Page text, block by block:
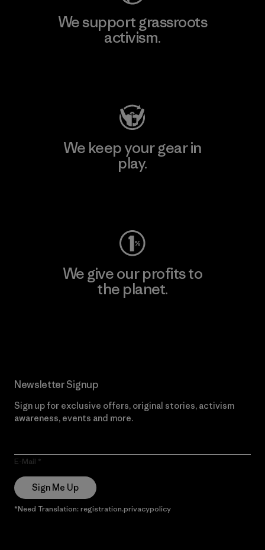
We support grassroots
activism.
We keep your gear in
play.
We give our profits to
the planet.
Newsletter Signup
Sign up for exclusive offers, original stories, activism
awareness, events and more.
E-Mail
Sign Me Up
*Need Translation: registration.privacypolicy